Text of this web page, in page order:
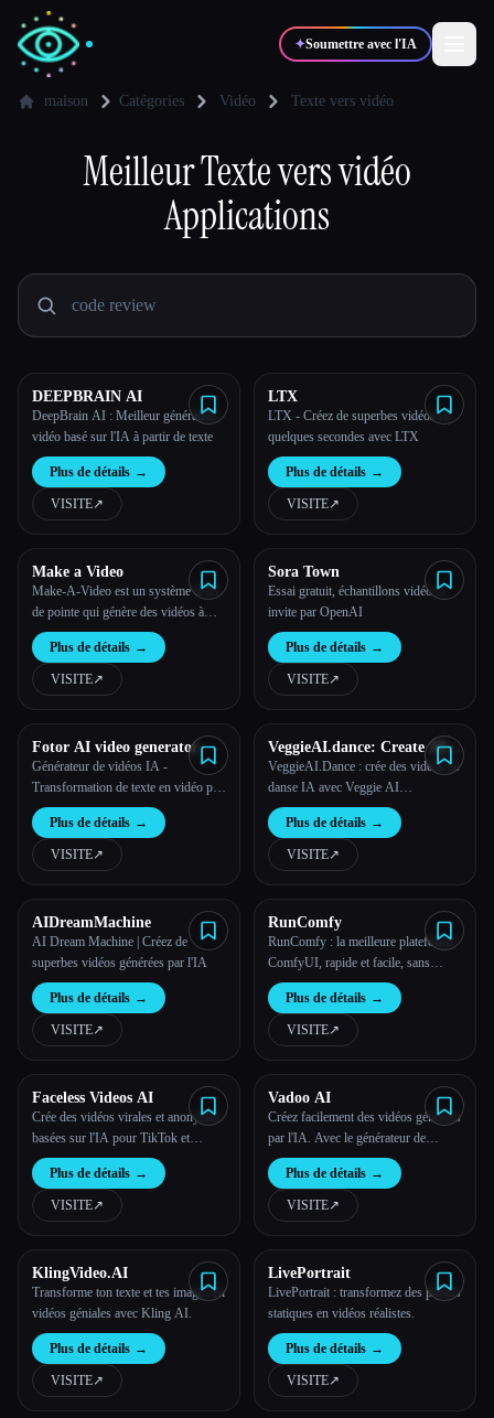
✦Soumettre avec l'IA
Auteurs 🎨 Designers
📈
🎓 Étudiants
Blog
Comparer les outils
À propos
Esc
maison Catégories Vidéo Texte vers vidéo
MeilleurTexte vers vidéo
Applications
DEEPBRAIN AI
DeepBrain AI : Meilleur générateur
vidéo basé sur l'IA à partir de texte
Plus de détails →
VISITE↗︎
LTX
LTX - Créez de superbes vidéos en
quelques secondes avec LTX
Plus de détails →
VISITE↗︎
Make a Video
Make-A-Video est un système d''IA
de pointe qui génère des vidéos à
partir de textes.
Plus de détails →
VISITE↗︎
Sora Town
Essai gratuit, échantillons vidéo et
invite par OpenAI
Plus de détails →
VISITE↗︎
Fotor AI video generator
Générateur de vidéos IA -
Transformation de texte en vidéo par
IA en ligne gratuitement
Plus de détails →
VISITE↗︎
VeggieAI.dance: Create AI
Dance Videos with Veggie AI
Free Online
VeggieAI.Dance : crée des vidéos de
danse IA avec Veggie AI
gratuitement en ligne
Plus de détails →
VISITE↗︎
AIDreamMachine
AI Dream Machine | Créez de
superbes vidéos générées par l'IA
Plus de détails →
VISITE↗︎
RunComfy
RunComfy : la meilleure plateforme
ComfyUI, rapide et facile, sans
configuration
Plus de détails →
VISITE↗︎
Faceless Videos AI
Crée des vidéos virales et anonymes
basées sur l'IA pour TikTok et
Youtube
Plus de détails →
VISITE↗︎
Vadoo AI
Créez facilement des vidéos générées
par l'IA. Avec le générateur de
vidéos Vadoo AI, transformez tes
instructions textuelles en vidéos en
quelques minutes. Utilise des
thèmes, ajoute des voix off, des
courtes vidéos basée
Plus de détails →
VISITE↗︎
KlingVideo.AI
Transforme ton texte et tes images en
vidéos géniales avec Kling AI.
Plus de détails →
VISITE↗︎
LivePortrait
LivePortrait : transformez des photos
statiques en vidéos réalistes.
Plus de détails →
VISITE↗︎